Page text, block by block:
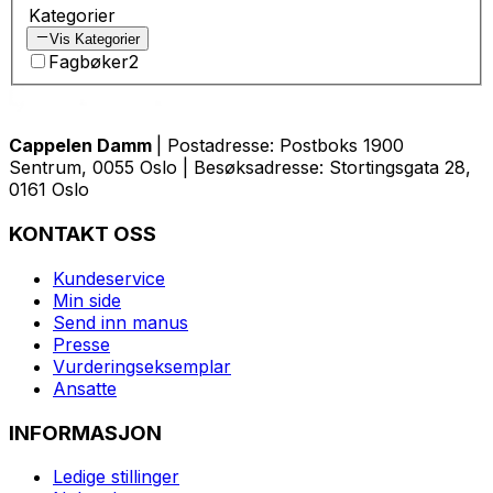
Kategorier
Vis Kategorier
Fagbøker2
Cappelen Damm
| Postadresse: Postboks 1900
Sentrum, 0055 Oslo | Besøksadresse: Stortingsgata 28,
0161 Oslo
KONTAKT OSS
Kundeservice
Min side
Send inn manus
Presse
Vurderingseksemplar
Ansatte
INFORMASJON
Ledige stillinger